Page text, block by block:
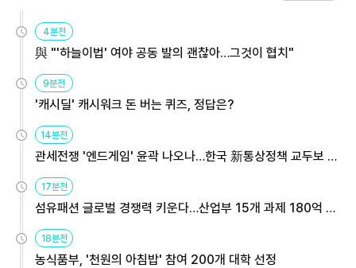
4분전
與 "'하늘이법' 여야 공동 발의 괜찮아…그것이 협치"
9분전
'캐시딜' 캐시워크 돈 버는 퀴즈, 정답은?
14분전
관세전쟁 '엔드게임' 윤곽 나오나…한국 新통상정책 교두보 활
17분전
섬유패션 글로벌 경쟁력 키운다…산업부 15개 과제 180억 지
18분전
농식품부, '천원의 아침밥' 참여 200개 대학 선정